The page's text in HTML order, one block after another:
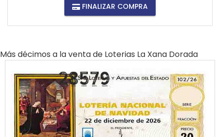
FINALIZAR COMPRA
Más décimos a la venta de Loterias La Xana Dorada